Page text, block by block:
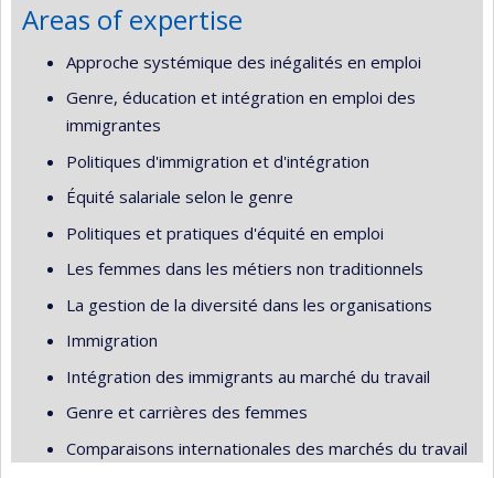
Areas of expertise
Approche systémique des inégalités en emploi
Genre, éducation et intégration en emploi des
immigrantes
Politiques d'immigration et d'intégration
Équité salariale selon le genre
Politiques et pratiques d'équité en emploi
Les femmes dans les métiers non traditionnels
La gestion de la diversité dans les organisations
Immigration
Intégration des immigrants au marché du travail
Genre et carrières des femmes
Comparaisons internationales des marchés du travail